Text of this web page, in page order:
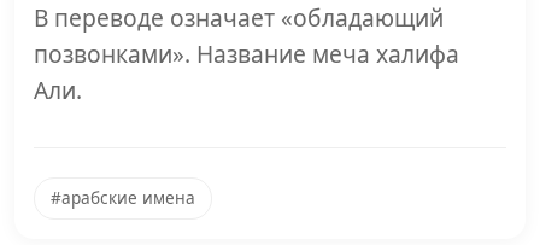
В переводе означает «обладающий
позвонками». Название меча халифа
Али.
#арабские имена